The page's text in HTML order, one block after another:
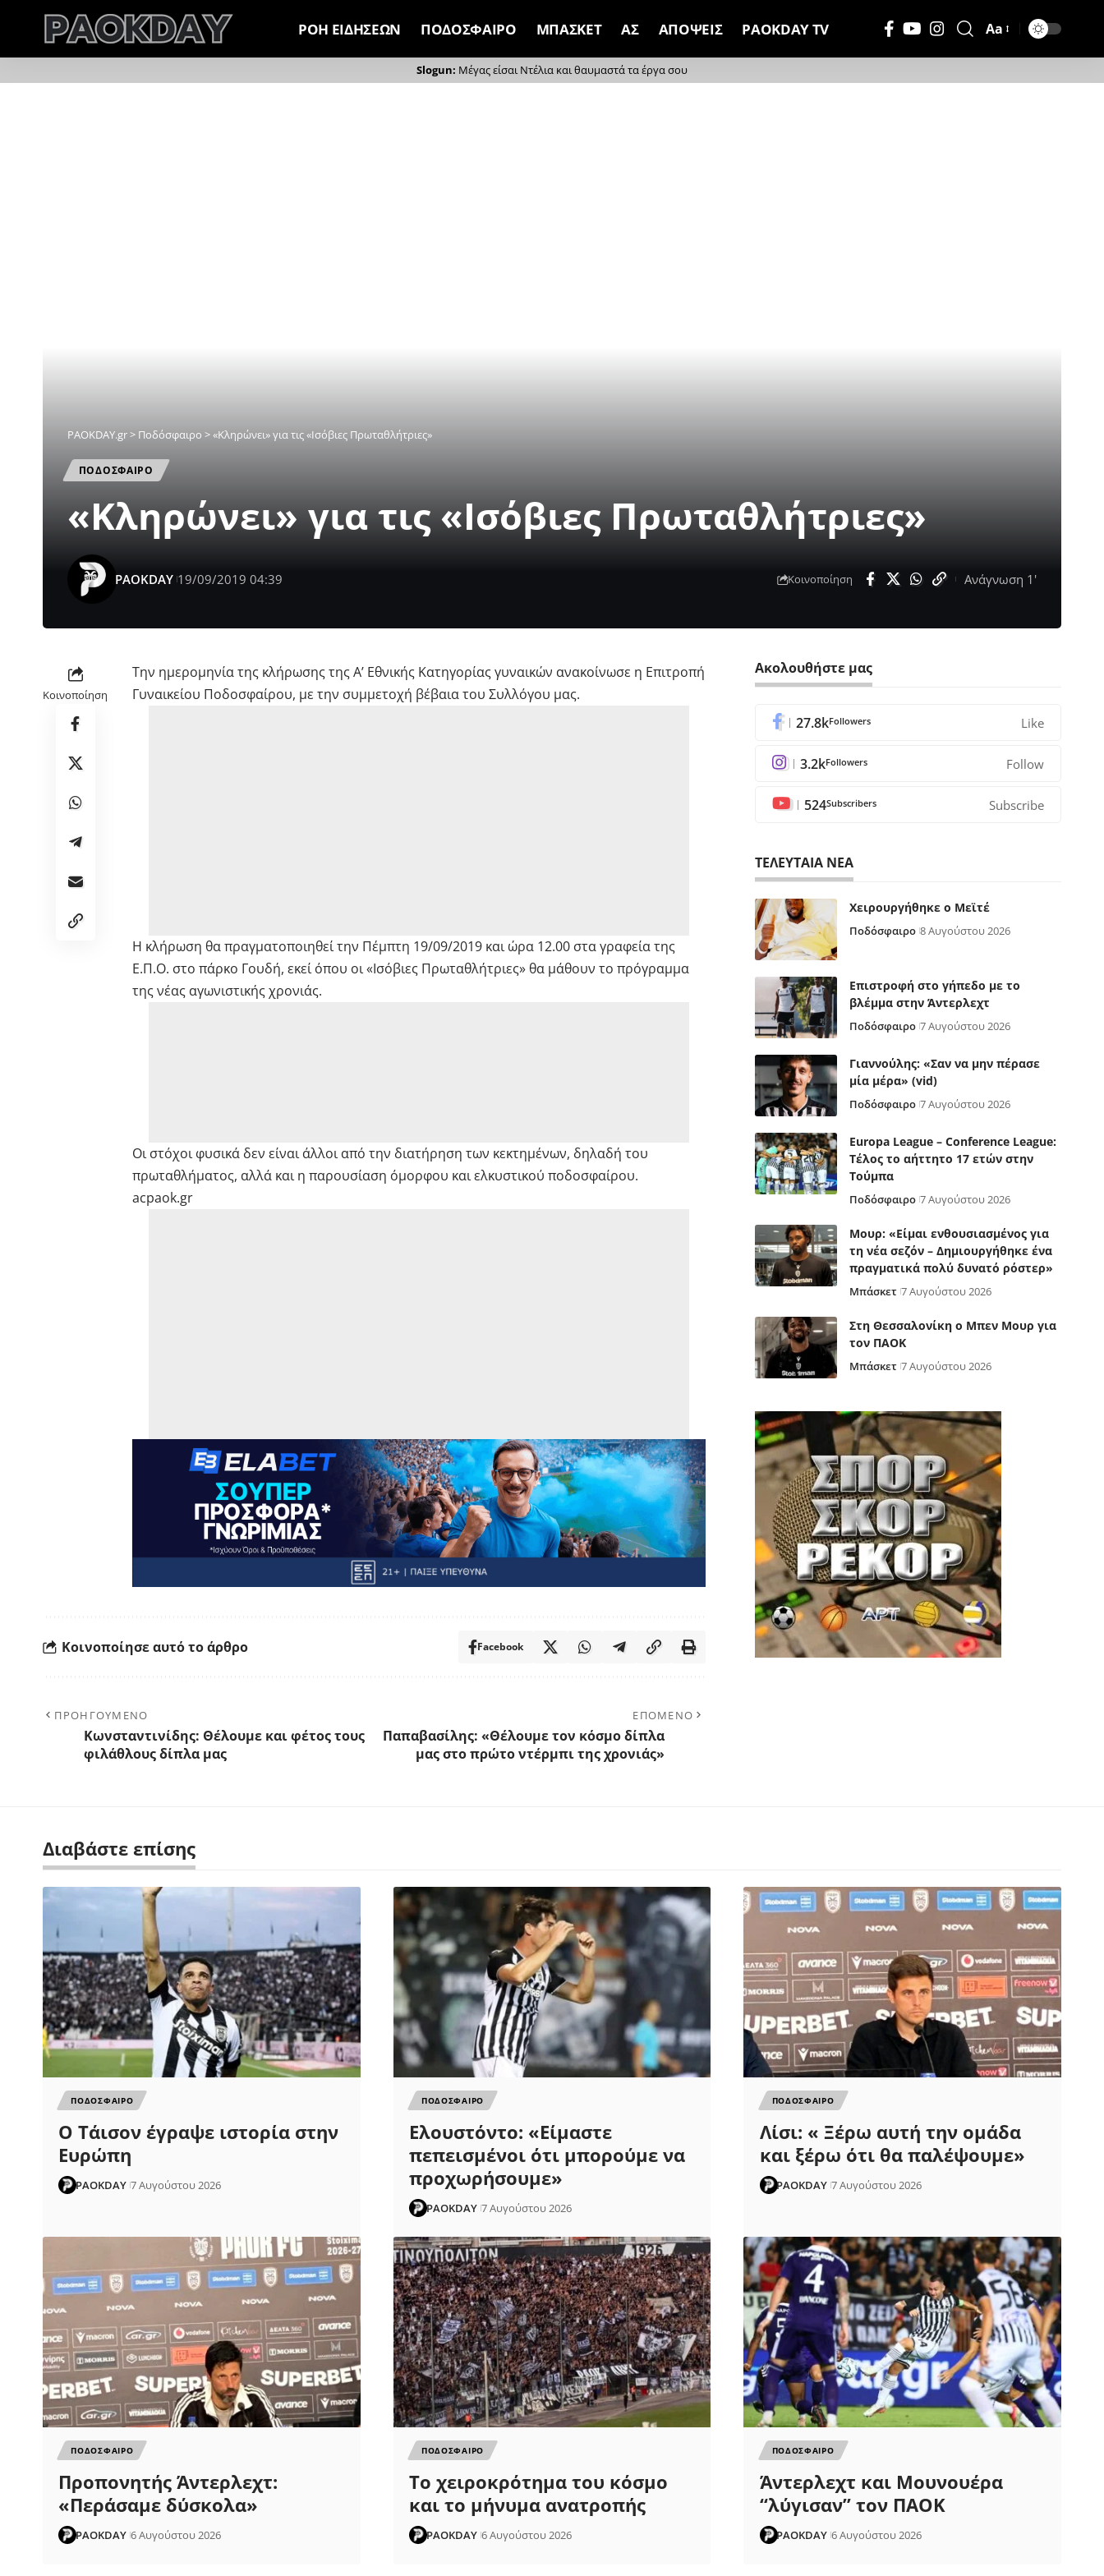
ΡΟΗ ΕΙΔΗΣΕΩΝ ΠΟΔΟΣΦΑΙΡΟ ΜΠΑΣΚΕΤ ΑΣ ΑΠΟΨΕΙΣ PAOKDAY TV
Μέγεθος
Γραμματοσειράς
Aa
Μέγας είσαι Ντέλια και θαυμαστά τα έργα σου
PAOKDAY.gr> Ποδόσφαιρο >«Κληρώνει» για τις «Ισόβιες Πρωταθλήτριες»
ΠΟΔΟΣΦΑΙΡΟ
«Κληρώνει» για τις «Ισόβιες Πρωταθλήτριες»
PAOKDAY 19/09/2019 04:39 Κοινοποίηση Ανάγνωση 1'
Κοινοποίηση
Την ημερομηνία της κλήρωσης της Α’ Εθνικής Κατηγορίας γυναικών ανακοίνωσε η Επιτροπή
Γυναικείου Ποδοσφαίρου, με την συμμετοχή βέβαια του Συλλόγου μας.
Η κλήρωση θα πραγματοποιηθεί την Πέμπτη 19/09/2019 και ώρα 12.00 στα γραφεία της
Ε.Π.Ο. στο πάρκο Γουδή, εκεί όπου οι «Ισόβιες Πρωταθλήτριες» θα μάθουν το πρόγραμμα
της νέας αγωνιστικής χρονιάς.
Οι στόχοι φυσικά δεν είναι άλλοι από την διατήρηση των κεκτημένων, δηλαδή του
πρωταθλήματος, αλλά και η παρουσίαση όμορφου και ελκυστικού ποδοσφαίρου.
acpaok.gr
Κοινοποίησε αυτό το άρθρο Facebook
ΠΡΟΗΓΟΥΜΕΝΟ
Κωνσταντινίδης: Θέλουμε και φέτος τους
φιλάθλους δίπλα μας
ΕΠΟΜΕΝΟ
Παπαβασίλης: «Θέλουμε τον κόσμο δίπλα
μας στο πρώτο ντέρμπι της χρονιάς»
Ακολουθήστε μας
27.8kFollowers Like
3.2kFollowers Follow
524Subscribers Subscribe
ΤΕΛΕΥΤΑΙΑ ΝΕΑ
Χειρουργήθηκε ο Μεϊτέ
Ποδόσφαιρο 8 Αυγούστου 2026
Επιστροφή στο γήπεδο με το
βλέμμα στην Άντερλεχτ
Ποδόσφαιρο 7 Αυγούστου 2026
Γιαννούλης: «Σαν να μην πέρασε
μία μέρα» (vid)
Ποδόσφαιρο 7 Αυγούστου 2026
Europa League – Conference League:
Τέλος το αήττητο 17 ετών στην
Τούμπα
Ποδόσφαιρο 7 Αυγούστου 2026
Μουρ: «Είμαι ενθουσιασμένος για
τη νέα σεζόν – Δημιουργήθηκε ένα
πραγματικά πολύ δυνατό ρόστερ»
Μπάσκετ 7 Αυγούστου 2026
Στη Θεσσαλονίκη ο Μπεν Μουρ για
τον ΠΑΟΚ
Μπάσκετ 7 Αυγούστου 2026
Διαβάστε επίσης
ΠΟΔΟΣΦΑΙΡΟ
Ο Τάισον έγραψε ιστορία στην
Ευρώπη
PAOKDAY 7 Αυγούστου 2026
ΠΟΔΟΣΦΑΙΡΟ
Ελουστόντο: «Είμαστε
πεπεισμένοι ότι μπορούμε να
προχωρήσουμε»
PAOKDAY 7 Αυγούστου 2026
ΠΟΔΟΣΦΑΙΡΟ
Λίσι: « Ξέρω αυτή την ομάδα
και ξέρω ότι θα παλέψουμε»
PAOKDAY 7 Αυγούστου 2026
ΠΟΔΟΣΦΑΙΡΟ
Προπονητής Άντερλεχτ:
«Περάσαμε δύσκολα»
PAOKDAY 6 Αυγούστου 2026
ΠΟΔΟΣΦΑΙΡΟ
Το χειροκρότημα του κόσμο
και το μήνυμα ανατροπής
PAOKDAY 6 Αυγούστου 2026
ΠΟΔΟΣΦΑΙΡΟ
Άντερλεχτ και Μουνουέρα
“λύγισαν” τον ΠΑΟΚ
PAOKDAY 6 Αυγούστου 2026